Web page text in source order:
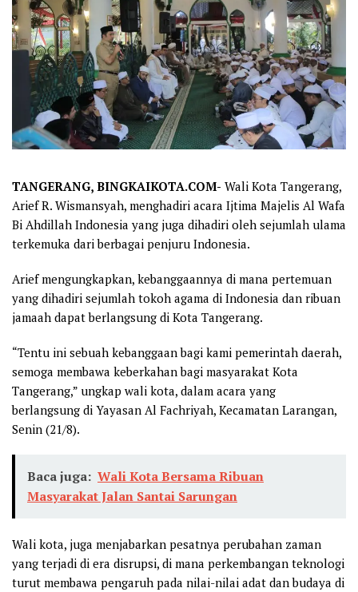
TANGERANG, BINGKAIKOTA.COM- Wali Kota Tangerang,
Arief R. Wismansyah, menghadiri acara Ijtima Majelis Al Wafa
Bi Ahdillah Indonesia yang juga dihadiri oleh sejumlah ulama
terkemuka dari berbagai penjuru Indonesia.
Arief mengungkapkan, kebanggaannya di mana pertemuan
yang dihadiri sejumlah tokoh agama di Indonesia dan ribuan
jamaah dapat berlangsung di Kota Tangerang.
“Tentu ini sebuah kebanggaan bagi kami pemerintah daerah,
semoga membawa keberkahan bagi masyarakat Kota
Tangerang,” ungkap wali kota, dalam acara yang
berlangsung di Yayasan Al Fachriyah, Kecamatan Larangan,
Senin (21/8).
Baca juga: Wali Kota Bersama Ribuan
Masyarakat Jalan Santai Sarungan
Wali kota, juga menjabarkan pesatnya perubahan zaman
yang terjadi di era disrupsi, di mana perkembangan teknologi
turut membawa pengaruh pada nilai-nilai adat dan budaya di